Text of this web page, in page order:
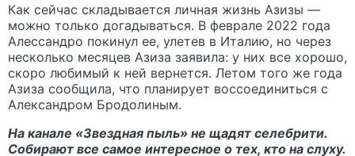
Как сейчас складывается личная жизнь Азизы —
можно только догадываться. В феврале 2022 года
Алессандро покинул ее, улетев в Италию, но через
несколько месяцев Азиза заявила: у них все хорошо,
скоро любимый к ней вернется. Летом того же года
Азиза сообщила, что планирует воссоединиться с
Александром Бродолиным.
На канале «Звездная пыль» не щадят селебрити.
Собирают все самое интересное о тех, кто на слуху.